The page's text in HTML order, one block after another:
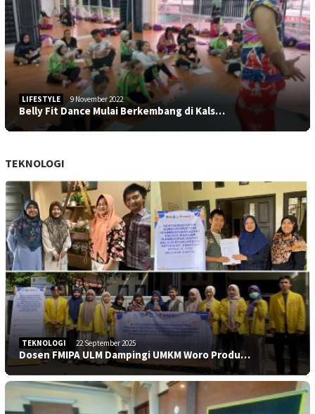
LIFESTYLE 9 November 2022
Belly Fit Dance Mulai Berkembang di Kals…
TEKNOLOGI
TEKNOLOGI 22 September 2025
Dosen FMIPA ULM Dampingi UMKM Woro Produ…